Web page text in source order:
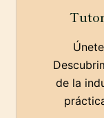
de la